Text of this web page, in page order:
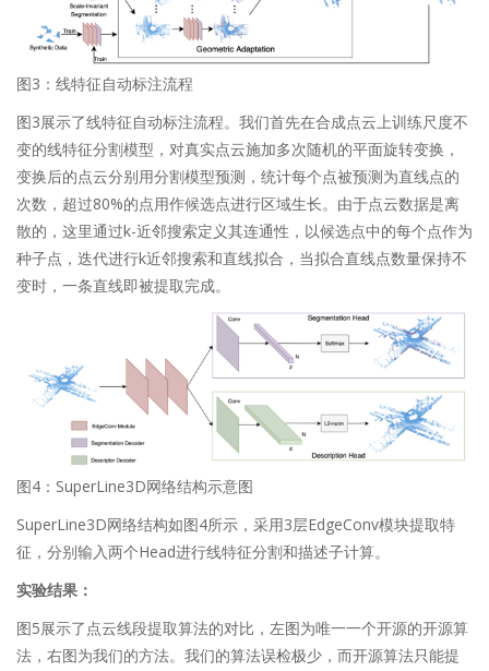
图3：线特征自动标注流程
图3展示了线特征自动标注流程。我们首先在合成点云上训练尺度不
变的线特征分割模型，对真实点云施加多次随机的平面旋转变换，
变换后的点云分别用分割模型预测，统计每个点被预测为直线点的
次数，超过80%的点用作候选点进行区域生长。由于点云数据是离
散的，这里通过k-近邻搜索定义其连通性，以候选点中的每个点作为
种子点，迭代进行k近邻搜索和直线拟合，当拟合直线点数量保持不
变时，一条直线即被提取完成。
图4：SuperLine3D网络结构示意图
SuperLine3D网络结构如图4所示，采用3层EdgeConv模块提取特
征，分别输入两个Head进行线特征分割和描述子计算。
实验结果：
图5展示了点云线段提取算法的对比，左图为唯一一个开源的开源算
法，右图为我们的方法。我们的算法误检极少，而开源算法只能提